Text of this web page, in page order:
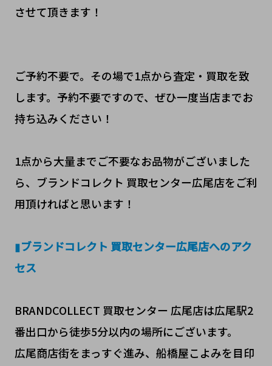
させて頂きます！
ご予約不要で。その場で1点から査定・買取を致
します。予約不要ですので、ぜひ一度当店までお
持ち込みください！
1点から大量までご不要なお品物がございました
ら、ブランドコレクト 買取センター広尾店をご利
用頂ければと思います！
▮ブランドコレクト 買取センター広尾店へのアク
セス
BRANDCOLLECT 買取センター 広尾店は広尾駅2
番出口から徒歩5分以内の場所にございます。
広尾商店街をまっすぐ進み、船橋屋こよみを目印